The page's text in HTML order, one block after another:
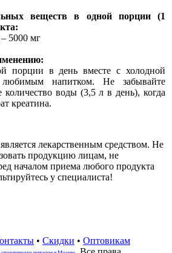
веществ в одной порции (1
5000 мг
порции в день вместе с холодной
напитком. Не забывайте
количество воды (3,5 л в день), когда
креатина.
лекарственным средством. Не
продукцию лицам, не
началом приема любого продукта
у специалиста!
• Скидки • Оптовикам